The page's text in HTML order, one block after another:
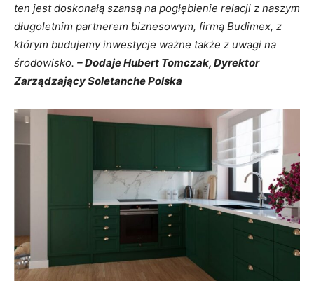
ten jest doskonałą szansą na pogłębienie relacji z naszym
długoletnim partnerem biznesowym, firmą Budimex, z
którym budujemy inwestycje ważne także z uwagi na
środowisko. – Dodaje Hubert Tomczak, Dyrektor
Zarządzający Soletanche Polska